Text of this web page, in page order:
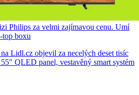
Philips za velmi zajímavou cenu. Umí
top boxu
Lidl.cz objevil za necelých deset tisíc
QLED panel, vestavěný smart systém